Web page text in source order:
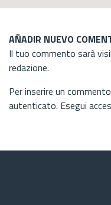
AÑADIR NUEVO
Il tuo commento sarà
redazione.
Per inserire un
autenticato. Esegui